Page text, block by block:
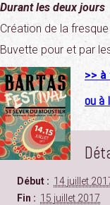
Durant les deux jours
Création de la
Buvette pour et par
>>
ou à
Début : 14 juillet
Fin : 15 juillet 2017